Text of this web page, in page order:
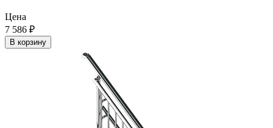
Цена
7 586 ₽
В корзину